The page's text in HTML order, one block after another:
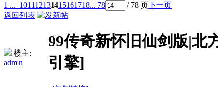
1 ... 1011 12131415161718... 78 / 78 页下一页
返回列表
楼主:
admin
99传奇新怀旧仙剑版|北
引擎]